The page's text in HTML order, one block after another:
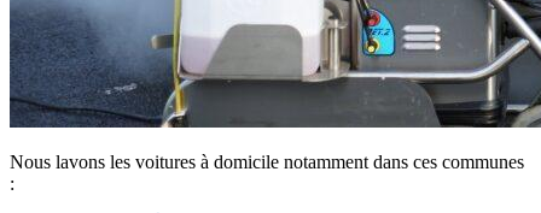
Nous lavons les voitures à domicile notamment dans ces communes
: